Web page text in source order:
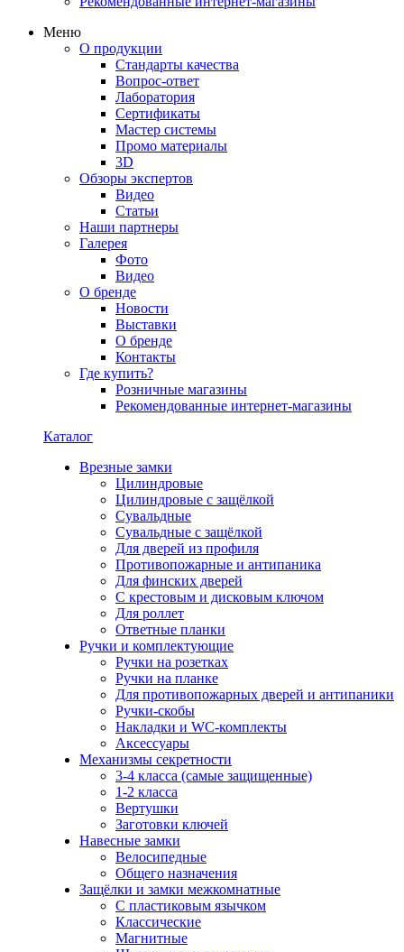
Меню
О продукции
Стандарты качества
Вопрос-ответ
Лаборатория
Сертификаты
Мастер системы
Промо материалы
3D
Обзоры экспертов
Видео
Статьи
Наши партнеры
Галерея
Фото
Видео
О бренде
Новости
Выставки
О бренде
Контакты
Где купить?
Розничные магазины
Рекомендованные интернет-магазины
Каталог
Врезные замки
Цилиндровые
Цилиндровые с защёлкой
Сувальдные
Сувальдные с защёлкой
Для дверей из профиля
Противопожарные и антипаника
Для финских дверей
С крестовым и дисковым ключом
Для роллет
Ответные планки
Ручки и комплектующие
Ручки на розетках
Ручки на планке
Для противопожарных дверей и антипаники
Ручки-скобы
Накладки и WC-комплекты
Аксессуары
Механизмы секретности
3-4 класса (самые защищенные)
1-2 класса
Вертушки
Заготовки ключей
Навесные замки
Велосипедные
Общего назначения
Защёлки и замки межкомнатные
С пластиковым язычком
Классические
Магнитные